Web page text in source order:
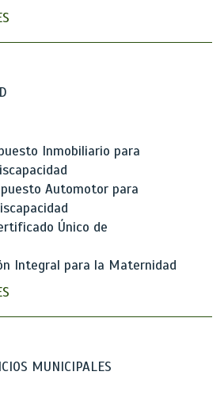
Inmobiliario para
Automotor para
Único de
Integral para la Maternidad
MUNICIPALES